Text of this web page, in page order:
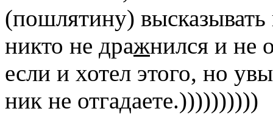
(пошлятину)
никто не дражнился и не
если и хотел этого, но
ник не отгадаете.))))))))))